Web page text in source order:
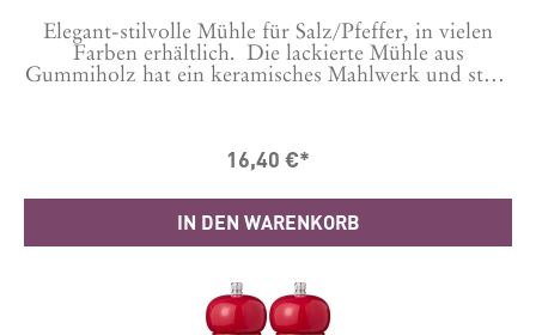
Elegant-stilvolle Mühle für Salz/Pfeffer, in vielen
Farben erhältlich. Die lackierte Mühle aus
Gummiholz hat ein keramisches Mahlwerk und stellt
gekennzeichnet durch ein S oder P auf der Schraube
auchwechseln.Maße: 21.5 cm hoch, Durchmesser 5,5
cmHergestellt in CN
16,40 €*
IN DEN WARENKORB